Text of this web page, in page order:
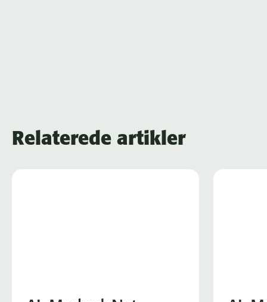
Relaterede artikler